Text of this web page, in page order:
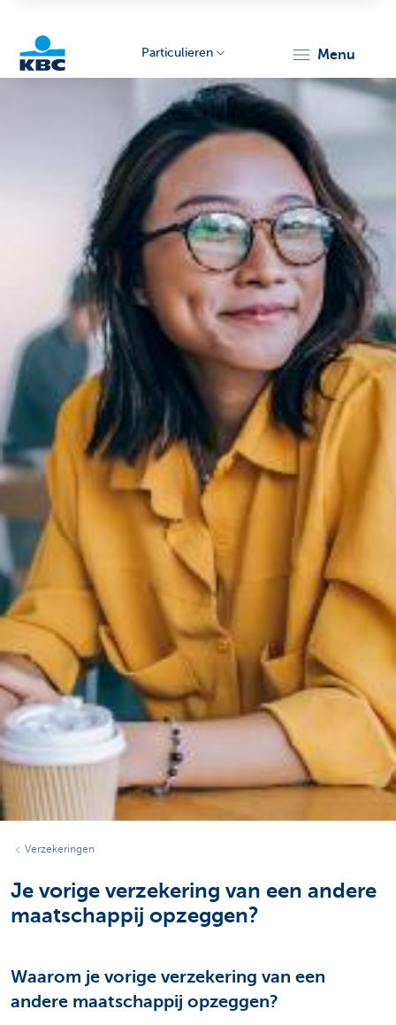
Particulieren menu
Verzekeringen
Je vorige verzekering van een andere
maatschappij opzeggen?
Waarom je vorige verzekering van een
andere maatschappij opzeggen?